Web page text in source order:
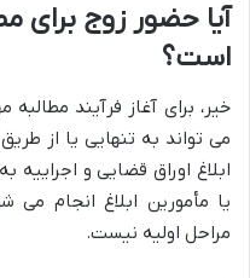
آیا حضور زوج برای
است؟
خیر، برای آغاز فرآیند
می تواند به تنهایی یا از
ابلاغ اوراق قضایی و اجراییه
یا مأمورین ابلاغ انجام می
مراحل اولیه نیست.